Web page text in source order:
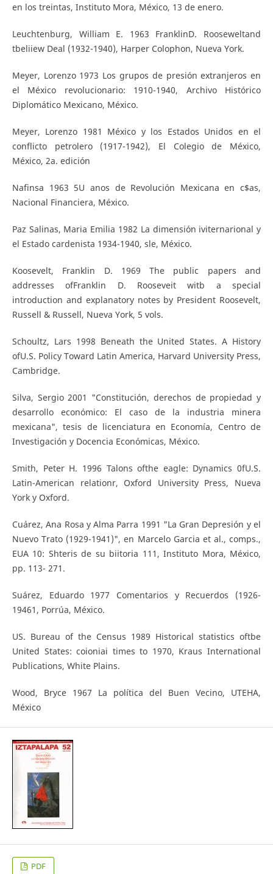
en los treintas, Instituto Mora, México, 13 de enero.
Leuchtenburg, William E. 1963 FranklinD. Rooseweltand
tbeliiew Deal (1932-1940), Harper Colophon, Nueva York.
Meyer, Lorenzo 1973 Los grupos de presión extranjeros en
el México revolucionario: 1910-1940, Archivo Histórico
Diplomático Mexicano, México.
Meyer, Lorenzo 1981 México y los Estados Unidos en el
conflicto petrolero (1917-1942), El Colegio de México,
México, 2a. edición
Nafinsa 1963 5U anos de Revolución Mexicana en c$as,
Nacional Financiera, México.
Paz Salinas, Maria Emilia 1982 La dimensión iviternarional y
el Estado cardenista 1934-1940, sle, México.
Koosevelt, Franklin D. 1969 The public papers and
addresses ofFranklin D. Rooseveit witb a special
introduction and explanatory notes by President Roosevelt,
Russell & Russell, Nueva York, 5 vols.
Schoultz, Lars 1998 Beneath the United States. A History
ofU.S. Policy Toward Latin America, Harvard University Press,
Cambridge.
Silva, Sergio 2001 "Constitución, derechos de propiedad y
desarrollo económico: El caso de la industria minera
mexicana", tesis de licenciatura en Economía, Centro de
Investigación y Docencia Económicas, México.
Smith, Peter H. 1996 Talons ofthe eagle: Dynamics 0fU.S.
Latin-American relationr, Oxford University Press, Nueva
York y Oxford.
Cuárez, Ana Rosa y Alma Parra 1991 "La Gran Depresión y el
Nuevo Trato (1929-1941)", en Marcelo Garcia et al., comps.,
EUA 10: Shteris de su biitoria 111, Instituto Mora, México,
pp. 113- 271.
Suárez, Eduardo 1977 Comentarios y Recuerdos (1926-
19461, Porrúa, México.
US. Bureau of the Census 1989 Historical statistics oftbe
United States: coioniai times to 1970, Kraus International
Publications, White Plains.
Wood, Bryce 1967 La política del Buen Vecino, UTEHA,
México
PDF